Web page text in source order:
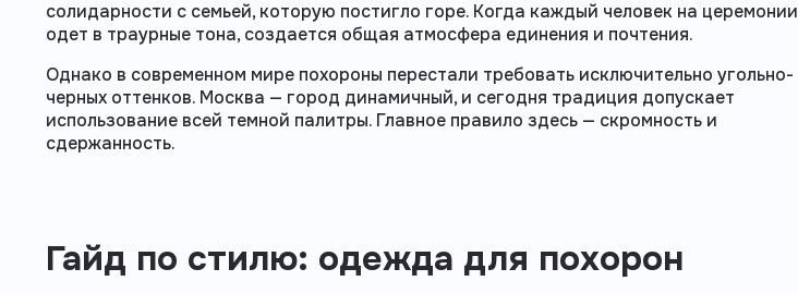
солидарности с семьей, которую постигло горе. Когда каждый человек на церемонии
одет в траурные тона, создается общая атмосфера единения и почтения.
Однако в современном мире похороны перестали требовать исключительно угольно-
черных оттенков. Москва — город динамичный, и сегодня традиция допускает
использование всей темной палитры. Главное правило здесь — скромность и
сдержанность.
Гайд по стилю: одежда для похорон